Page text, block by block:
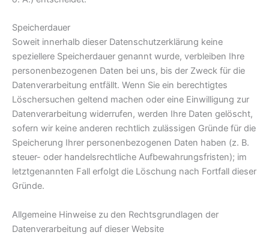
Speicherdauer
Soweit innerhalb dieser Datenschutzerklärung keine
speziellere Speicherdauer genannt wurde, verbleiben Ihre
personenbezogenen Daten bei uns, bis der Zweck für die
Datenverarbeitung entfällt. Wenn Sie ein berechtigtes
Löschersuchen geltend machen oder eine Einwilligung zur
Datenverarbeitung widerrufen, werden Ihre Daten gelöscht,
sofern wir keine anderen rechtlich zulässigen Gründe für die
Speicherung Ihrer personenbezogenen Daten haben (z. B.
steuer- oder handelsrechtliche Aufbewahrungsfristen); im
letztgenannten Fall erfolgt die Löschung nach Fortfall dieser
Gründe.
Allgemeine Hinweise zu den Rechtsgrundlagen der
Datenverarbeitung auf dieser Website